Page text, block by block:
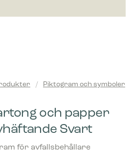
/ Piktogram och symboler
och papper
Svart
för avfallsbehållare